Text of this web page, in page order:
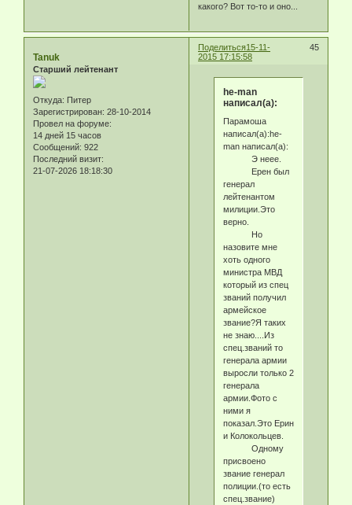
какого? Вот то-то и оно...
Поделиться 45
15-11-
2015 17:15:58
Tanuk
Старший лейтенант
Откуда: Питер
Зарегистрирован: 28-10-2014
Провел на форуме:
14 дней 15 часов
Сообщений: 922
Последний визит:
21-07-2026 18:18:30
he-man
написал(а):
Парамоша
написал(а):he-
man написал(а):
Э неее.
Ерен был
генерал
лейтенантом
милиции.Это
верно.
Но
назовите мне
хоть одного
министра МВД
который из спец
званий получил
армейское
звание?Я таких
не знаю....Из
спец.званий то
генерала армии
выросли только 2
генерала
армии.Фото с
ними я
показал.Это Ерин
и Колокольцев.
Одному
присвоено
звание генерал
полиции.(то есть
спец.звание)